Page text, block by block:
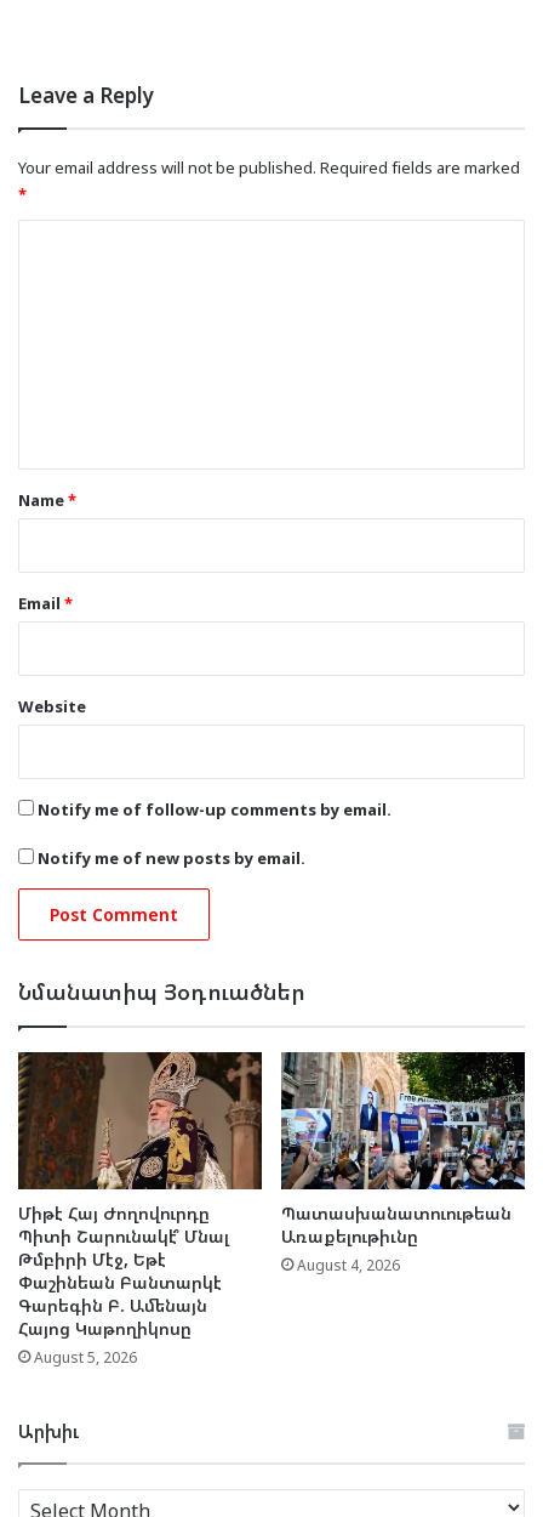
Leave a Reply
Your email address will not be published. Required fields are marked
*
*Name*
Email *
Website
Notify me of follow-up comments by email.
Notify me of new posts by email.
Նմանատիպ Յօդուածներ
Միթէ Հայ Ժողովուրդը
Պիտի Շարունակէ՞ Մնալ
Թմբիրի Մէջ, Եթէ
Փաշինեան Բանտարկէ
Գարեգին Բ. Ամենայն
Հայոց Կաթողիկոսը
August 5, 2026
Պատասխանատուութեան
Առաքելութիւնը
August 4, 2026
Արխիւ
Արխիւ